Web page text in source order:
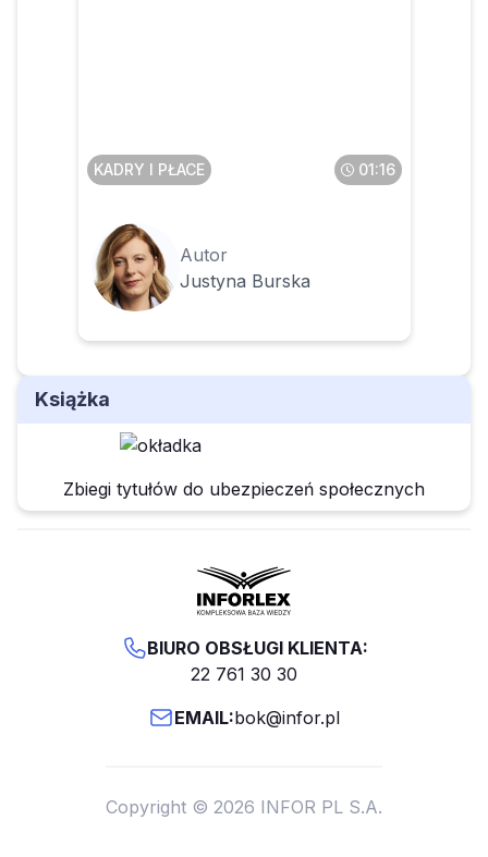
KADRY I PŁACE 01:16
Autor
Justyna Burska
Książka
Zbiegi tytułów do ubezpieczeń społecznych
BIURO OBSŁUGI KLIENTA:
22 761 30 30
EMAIL:bok@infor.pl
Copyright © 2026 INFOR PL S.A.